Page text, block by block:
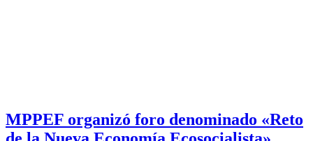
MPPEF organizó foro denominado «Reto